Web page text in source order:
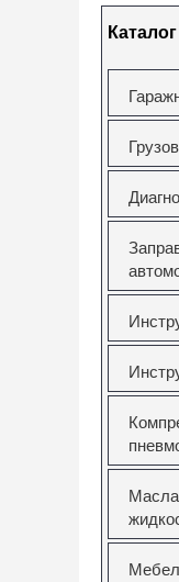
Каталог